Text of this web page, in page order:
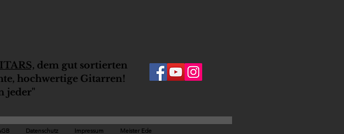
dem gut sortierten
hochwertige Gitarren!
jeder"
Datenschutz Impressum Meister Ede